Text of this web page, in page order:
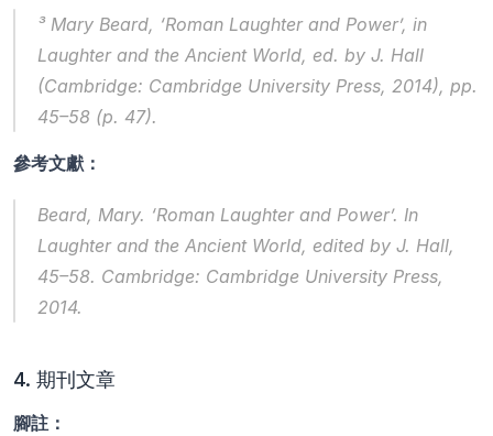
Laughter and the Ancient World, ed. by J. Hall
(Cambridge: Cambridge University Press, 2014), pp.
45–58 (p. 47).
參考文獻：
Laughter and the Ancient World, edited by J. Hall,
45–58. Cambridge: Cambridge University Press,
2014.
4. 期刊文章
腳註：